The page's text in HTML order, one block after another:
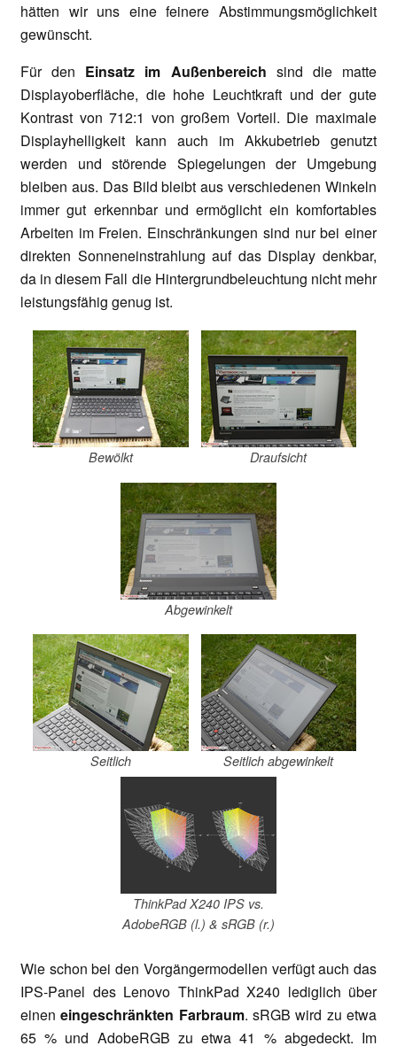
hätten wir uns eine feinere Abstimmungsmöglichkeit
gewünscht.
Für den Einsatz im Außenbereich sind die matte
Displayoberfläche, die hohe Leuchtkraft und der gute
Kontrast von 712:1 von großem Vorteil. Die maximale
Displayhelligkeit kann auch im Akkubetrieb genutzt
werden und störende Spiegelungen der Umgebung
bleiben aus. Das Bild bleibt aus verschiedenen Winkeln
immer gut erkennbar und ermöglicht ein komfortables
Arbeiten im Freien. Einschränkungen sind nur bei einer
direkten Sonneneinstrahlung auf das Display denkbar,
da in diesem Fall die Hintergrundbeleuchtung nicht mehr
leistungsfähig genug ist.
Bewölkt Draufsicht
Abgewinkelt
Seitlich Seitlich abgewinkelt
ThinkPad X240 IPS vs.
AdobeRGB (l.) & sRGB (r.)
Wie schon bei den Vorgängermodellen verfügt auch das
IPS-Panel des Lenovo ThinkPad X240 lediglich über
eineneingeschränkten Farbraum. sRGB wird zu etwa
65 % und AdobeRGB zu etwa 41 % abgedeckt. Im